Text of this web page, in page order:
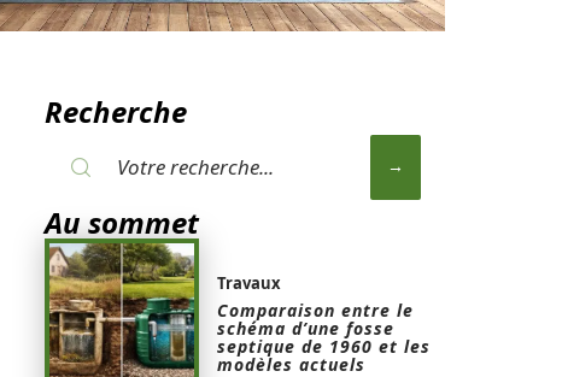
Recherche
Au sommet
Travaux
Comparaison entre le
schéma d’une fosse
septique de 1960 et les
modèles actuels